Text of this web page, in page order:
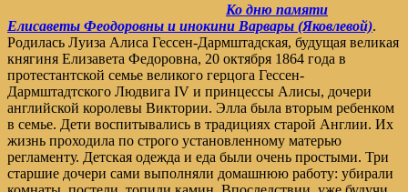
Ко дню памяти
Елисаветы Феодоровны и инокини Варвары (Яковлевой).
Родилась Луиза Алиса Гессен-Дармштадская, будущая великая
княгиня Елизавета Федоровна, 20 октября 1864 года в
протестантской семье великого герцога Гессен-
Дармштадтского Людвига IV и принцессы Алисы, дочери
английской королевы Виктории. Элла была вторым ребенком
в семье. Дети воспитывались в традициях старой Англии. Их
жизнь проходила по строго установленному матерью
регламенту. Детская одежда и еда были очень простыми. Три
старшие дочери сами выполняли домашнюю работу: убирали